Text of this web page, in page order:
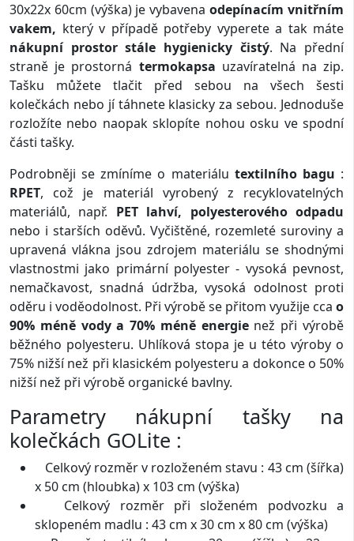
30x22x 60cm (výška) je vybavena odepínacím vnitřním
vakem, který v případě potřeby vyperete a tak máte
nákupní prostor stále hygienicky čistý. Na přední
straně je prostorná termokapsa uzavíratelná na zip.
Tašku můžete tlačit před sebou na všech šesti
kolečkách nebo jí táhnete klasicky za sebou. Jednoduše
rozložíte nebo naopak sklopíte nohou osku ve spodní
části tašky.
Podrobněji se zmíníme o materiálu textilního bagu :
RPET, což je materiál vyrobený z recyklovatelných
materiálů, např. PET lahví, polyesterového odpadu
nebo i starších oděvů. Vyčištěné, rozemleté suroviny a
upravená vlákna jsou zdrojem materiálu se shodnými
vlastnostmi jako primární polyester - vysoká pevnost,
nemačkavost, snadná údržba, vysoká odolnost proti
oděru i voděodolnost. Při výrobě se přitom využije cca o
90% méně vody a 70% méně energienež při výrobě
běžného polyesteru. Uhlíková stopa je u této výroby o
75% nižší než při klasickém polyesteru a dokonce o 50%
nižší než při výrobě organické bavlny.
Parametry nákupní tašky na
kolečkách GOLite :
Celkový rozměr v rozloženém stavu : 43 cm (šířka)
x 50 cm (hloubka) x 103 cm (výška)
Celkový rozměr při složeném podvozku a
sklopeném madlu : 43 cm x 30 cm x 80 cm (výška)